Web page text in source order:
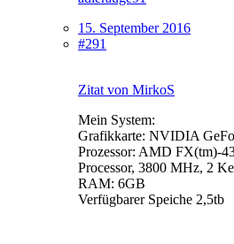
15. September 2016
#291
Zitat von MirkoS
Mein System:
Grafikkarte: NVIDIA
Prozessor: AMD FX(tm)-
Processor, 3800 MHz, 2
RAM: 6GB
Verfügbarer Speiche 2,5tb